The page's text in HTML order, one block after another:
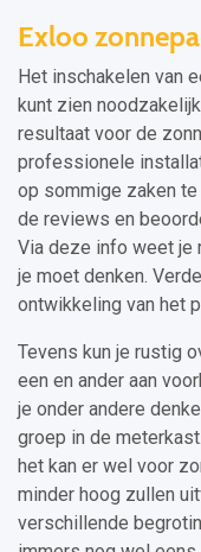
Exloo
Het inschakelen van
kunt zien
resultaat voor de
professionele
op sommige zaken
de reviews en
Via deze info weet je
je moet denken.
ontwikkeling van het
Tevens kun je rustig
een en ander aan
je onder andere
groep in de
het kan er wel voor
minder hoog zullen
verschillende